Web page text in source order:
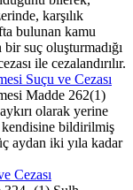
karşılık
bulunan kamu
suç oluşturmadığı
ile cezalandırılır.
Suçu ve Cezası
Madde 262(1)
olarak yerine
kendisine bildirilmiş
aydan iki yıla kadar
Cezası